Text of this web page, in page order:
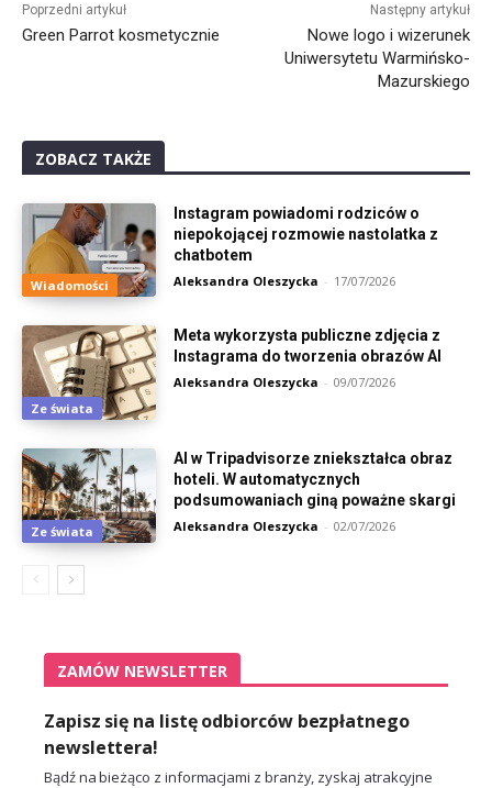
Poprzedni artykuł
Green Parrot kosmetycznie
Następny artykuł
Nowe logo i wizerunek
Uniwersytetu Warmińsko-
Mazurskiego
ZOBACZ TAKŻE
Wiadomości
Instagram powiadomi rodziców o
niepokojącej rozmowie nastolatka z
chatbotem
Aleksandra Oleszycka - 17/07/2026
Ze świata
Meta wykorzysta publiczne zdjęcia z
Instagrama do tworzenia obrazów AI
Aleksandra Oleszycka - 09/07/2026
Ze świata
AI w Tripadvisorze zniekształca obraz
hoteli. W automatycznych
podsumowaniach giną poważne skargi
Aleksandra Oleszycka - 02/07/2026
ZAMÓW NEWSLETTER
Zapisz się na listę odbiorców bezpłatnego
newslettera!
Bądź na bieżąco z informacjami z branży, zyskaj atrakcyjne